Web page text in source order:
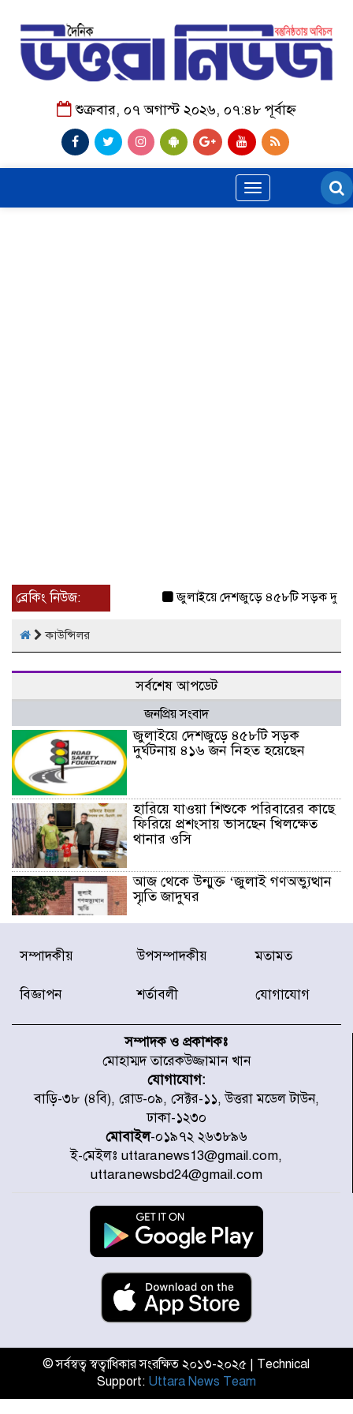
শুক্রবার, ০৭ অগাস্ট ২০২৬, ০৭:৪৮ পূর্বাহ্ন
Toggle
navigation
ব্রেকিং নিউজ: জুলাইয়ে দেশজুড়ে ৪৫৮টি সড়ক
কাউন্সিলর
সর্বশেষ আপডেট
জনপ্রিয় সংবাদ
জুলাইয়ে দেশজুড়ে ৪৫৮টি সড়ক
দুর্ঘটনায় ৪১৬ জন নিহত হয়েছেন
হারিয়ে যাওয়া শিশুকে পরিবারের কাছে
ফিরিয়ে প্রশংসায় ভাসছেন খিলক্ষেত
থানার ওসি
আজ থেকে উন্মুক্ত ‘জুলাই গণঅভ্যুত্থান
স্মৃতি জাদুঘর
রাজধানীর উত্তরা আঞ্চলিক পাসপোর্ট
সদস্যকে বিভিন্ন মেয়াদে সাজা প্রদান
করেছে র‌্যাব-১
হরমুজ প্রণালি নিয়ে ওমানের সঙ্গে চুক্তি
চূড়ান্ত পর্যায়ে : ইরান
প্রত্যেক অপরাধীর বিচার এ দেশেই
হবে, সে যত শক্তিশালীই হোক না কেন,
চট্টগ্রামে জুলাই গণঅভ্যুত্থান দিবসে
প্রতিমন্ত্রী মীর হেলাল
আগামী ৫ দিন বৃষ্টির আভাস
হাসিনার বক্তব্য প্রচারে ভারতের সমর্থন
নেই
জুলাই গণঅভ্যুত্থানে আহত যোদ্ধা
উত্তরায় জুলাই গণঅভ্যুত্থানের ৯২
সম্পাদকীয় উপসম্পাদকীয় মতামত
বিজ্ঞাপন শর্তাবলী যোগাযোগ
সম্পাদক ও প্রকাশকঃ
মোহাম্মদ তারেকউজ্জামান খান
যোগাযোগ:
বাড়ি-৩৮ (৪বি), রোড-০৯, সেক্টর-১১, উত্তরা মডেল টাউন,
ঢাকা-১২৩০
মোবাইল-০১৯৭২ ২৬৩৮৯৬
ই-মেইলঃ uttaranews13@gmail.com,
uttaranewsbd24@gmail.com
© সর্বস্বত্ব স্বত্বাধিকার সংরক্ষিত ২০১৩-২০২৫ | Technical
Support: Uttara News Team